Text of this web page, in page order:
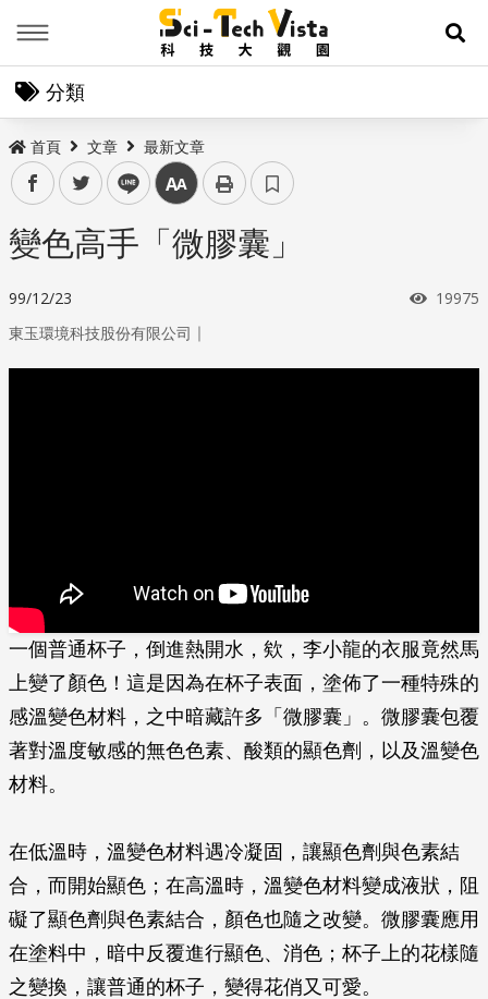
展
分類
首頁 文章 最新文章
facebooktwitter line 中
變色高手「微膠囊」
99/12/23 瀏覽次
19975
東玉環境科技股份有限公司 ｜
一個普通杯子，倒進熱開水，欸，李小龍的衣服竟然馬
上變了顏色！這是因為在杯子表面，塗佈了一種特殊的
感溫變色材料，之中暗藏許多「微膠囊」。微膠囊包覆
著對溫度敏感的無色色素、酸類的顯色劑，以及溫變色
材料。
在低溫時，溫變色材料遇冷凝固，讓顯色劑與色素結
合，而開始顯色；在高溫時，溫變色材料變成液狀，阻
礙了顯色劑與色素結合，顏色也隨之改變。微膠囊應用
在塗料中，暗中反覆進行顯色、消色；杯子上的花樣隨
之變換，讓普通的杯子，變得花俏又可愛。